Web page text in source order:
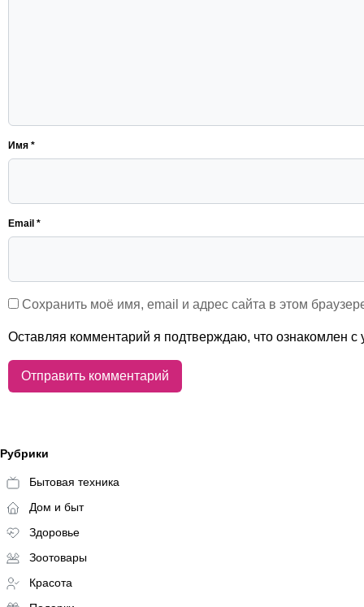
Имя *
Email *
Сохранить моё имя, email и адрес сайта в этом
Оставляя комментарий я подтверждаю, что ознакомлен
Рубрики
Бытовая техника
Дом и быт
Здоровье
Зоотовары
Красота